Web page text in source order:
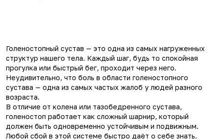
Голеностопный сустав — это одна из самых нагруженных
структур нашего тела. Каждый шаг, будь то спокойная
прогулка или быстрый бег, проходит через него.
Неудивительно, что боль в области голеностопного
сустава — одна из самых частых жалоб у людей разного
возраста.
В отличие от колена или тазобедренного сустава,
голеностоп работает как сложный шарнир, который
должен быть одновременно устойчивым и подвижным.
Любой сбой в этой системе быстро даёт о себе знать.